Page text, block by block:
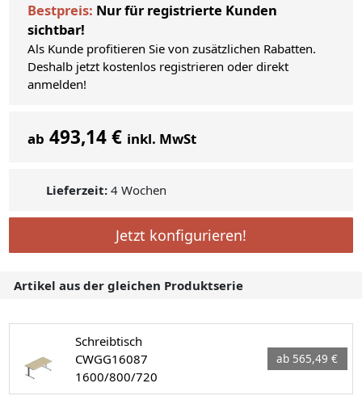
Bestpreis: Nur für registrierte Kunden
sichtbar!
Als Kunde profitieren Sie von zusätzlichen Rabatten.
Deshalb jetzt kostenlos registrieren oder direkt
anmelden!
ab 493,14 € inkl. MwSt
Lieferzeit: 4 Wochen
Jetzt konfigurieren!
Artikel aus der gleichen Produktserie
Schreibtisch
CWGG16087
1600/800/720
ab 565,49 €